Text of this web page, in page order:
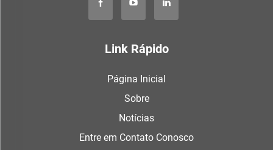
Link Rápido
Página Inicial
Sobre
Notícias
Entre em Contato Conosco